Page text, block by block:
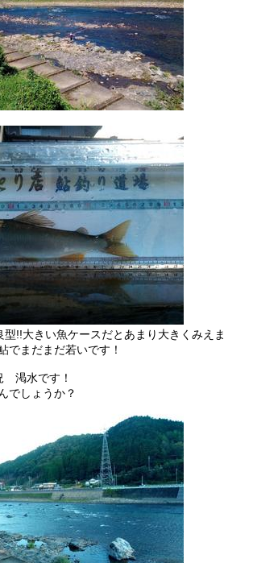
型!!大きい魚ケースだとあまり大きくみえま
でまだまだ若いです！
渇水です！
でしょうか？